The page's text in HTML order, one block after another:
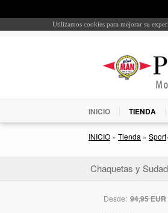
Utilizamos cookies para mejorar su
INICIO TIENDA
INICIO » Tienda » Sport
Chaquetas y
Desde: 94,95 EUR